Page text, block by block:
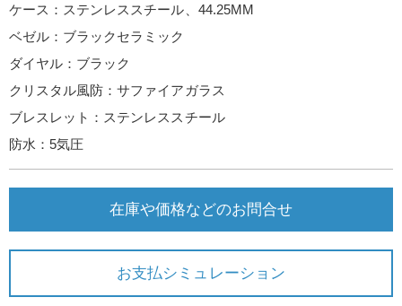
ケース：ステンレススチール、44.25MM
ベゼル：ブラックセラミック
ダイヤル：ブラック
クリスタル風防：サファイアガラス
ブレスレット：ステンレススチール
防水：5気圧
在庫や価格などのお問合せ
お支払シミュレーション